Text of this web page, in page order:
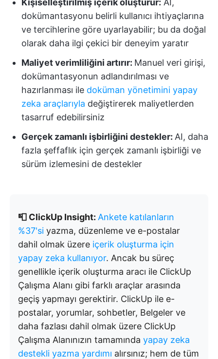
dokümantasyonu belirli kullanıcı ihtiyaçlarına
ve tercihlerine göre uyarlayabilir; bu da doğal
olarak daha ilgi çekici bir deneyim yaratır
Maliyet verimliliğini artırır: Manuel veri girişi,
dokümantasyonun adlandırılması ve
hazırlanması ile doküman yönetimini yapay
zeka araçlarıyla değiştirerek maliyetlerden
tasarruf edebilirsiniz
Gerçek zamanlı işbirliğini destekler: AI, daha
fazla şeffaflık için gerçek zamanlı işbirliği ve
sürüm izlemesini de destekler
📮 ClickUp Insight: Ankete katılanların
%37'si yazma, düzenleme ve e-postalar
dahil olmak üzere içerik oluşturma için
yapay zeka kullanıyor. Ancak bu süreç
genellikle içerik oluşturma aracı ile ClickUp
Çalışma Alanı gibi farklı araçlar arasında
geçiş yapmayı gerektirir. ClickUp ile e-
postalar, yorumlar, sohbetler, Belgeler ve
daha fazlası dahil olmak üzere ClickUp
Çalışma Alanınızın tamamında yapay zeka
destekli yazma yardımı alırsınız; hem de tüm